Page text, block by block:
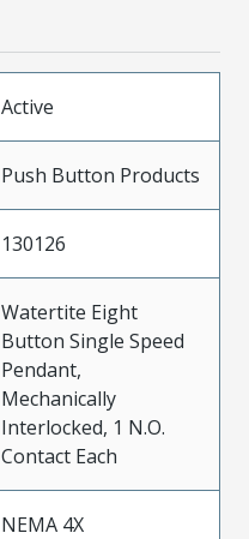
Active
Push Button Products
130126
Watertite Eight
Button Single Speed
Pendant,
Mechanically
Interlocked, 1 N.O.
Contact Each
NEMA 4X